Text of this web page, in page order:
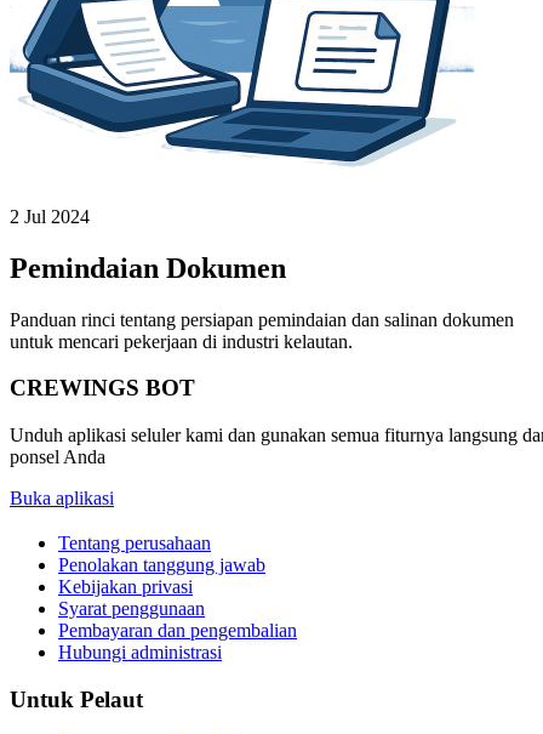
2 Jul 2024
Pemindaian Dokumen
Panduan rinci tentang persiapan pemindaian dan salinan dokumen
untuk mencari pekerjaan di industri kelautan.
CREWINGS BOT
Unduh aplikasi seluler kami dan gunakan semua fiturnya langsung
ponsel Anda
Buka aplikasi
Tentang perusahaan
Penolakan tanggung jawab
Kebijakan privasi
Syarat penggunaan
Pembayaran dan pengembalian
Hubungi administrasi
Untuk Pelaut